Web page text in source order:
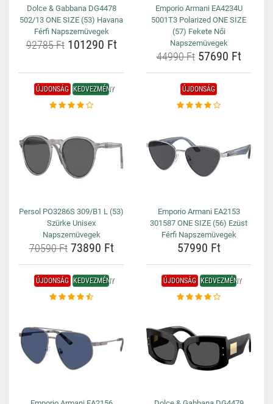
Dolce & Gabbana DG4478
502/13 ONE SIZE (53) Havana
Férfi Napszemüvegek
92785 Ft101290 Ft
Emporio Armani EA4234U
5001T3 Polarized ONE SIZE
(57) Fekete Női
Napszemüvegek
44990 Ft57690 Ft
ÚJDONSÁG KEDVEZMÉNY
Persol PO3286S 309/B1 L (53)
Szürke Unisex
Napszemüvegek
70590 Ft73890 Ft
ÚJDONSÁG
Emporio Armani EA2153
301587 ONE SIZE (56) Ezüst
Férfi Napszemüvegek
57990 Ft
ÚJDONSÁG KEDVEZMÉNY ÚJDONSÁG KEDVEZMÉNY